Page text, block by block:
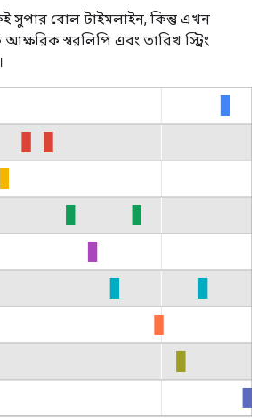
সুপার বোল টাইমলাইন, কিন্তু এখন
স্বরলিপি এবং তারিখ স্ট্রিং